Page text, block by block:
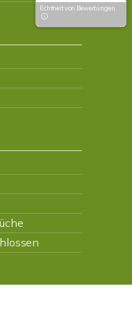
Echtheit von Bewertungen